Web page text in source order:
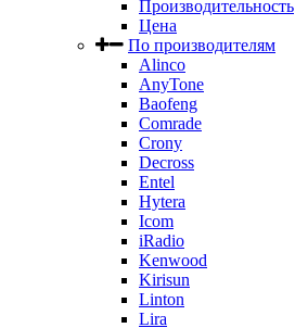
Производительность
Цена
По производителям
Alinco
AnyTone
Baofeng
Comrade
Crony
Decross
Entel
Hytera
Icom
iRadio
Kenwood
Kirisun
Linton
Lira